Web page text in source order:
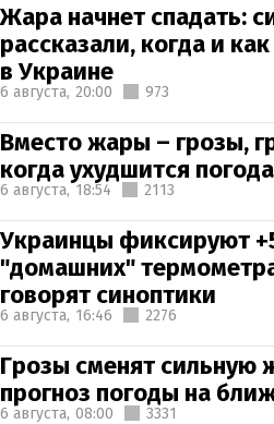
Жара начнет спадать:
рассказали, когда и
в Украине
6 августа, 20:00 973
Вместо жары – грозы,
когда ухудшится погода
6 августа, 18:54 2113
Украинцы фиксируют
"домашних"
говорят синоптики
6 августа, 16:46 2276
Грозы сменят сильную
прогноз погоды на
6 августа, 08:00 3331